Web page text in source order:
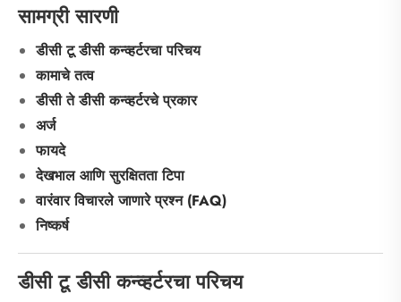
सामग्री सारणी
डीसी टू डीसी कन्व्हर्टरचा परिचय
कामाचे तत्व
डीसी ते डीसी कन्व्हर्टरचे प्रकार
अर्ज
फायदे
देखभाल आणि सुरक्षितता टिपा
वारंवार विचारले जाणारे प्रश्न (FAQ)
निष्कर्ष
डीसी टू डीसी कन्व्हर्टरचा परिचय